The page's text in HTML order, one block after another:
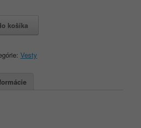
košíka
Vesty